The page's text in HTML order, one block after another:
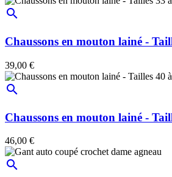
search
Chaussons en mouton lainé -
39,00 €
search
Chaussons en mouton lainé -
46,00 €
search